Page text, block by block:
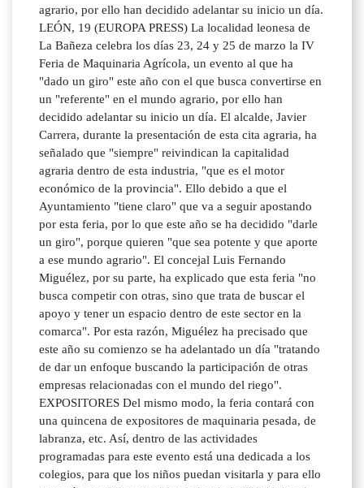
agrario, por ello han decidido adelantar su inicio un día.
LEÓN, 19 (EUROPA PRESS) La localidad leonesa de
La Bañeza celebra los días 23, 24 y 25 de marzo la IV
Feria de Maquinaria Agrícola, un evento al que ha
"dado un giro" este año con el que busca convertirse en
un "referente" en el mundo agrario, por ello han
decidido adelantar su inicio un día. El alcalde, Javier
Carrera, durante la presentación de esta cita agraria, ha
señalado que "siempre" reivindican la capitalidad
agraria dentro de esta industria, "que es el motor
económico de la provincia". Ello debido a que el
Ayuntamiento "tiene claro" que va a seguir apostando
por esta feria, por lo que este año se ha decidido "darle
un giro", porque quieren "que sea potente y que aporte
a ese mundo agrario". El concejal Luis Fernando
Miguélez, por su parte, ha explicado que esta feria "no
busca competir con otras, sino que trata de buscar el
apoyo y tener un espacio dentro de este sector en la
comarca". Por esta razón, Miguélez ha precisado que
este año su comienzo se ha adelantado un día "tratando
de dar un enfoque buscando la participación de otras
empresas relacionadas con el mundo del riego".
EXPOSITORES Del mismo modo, la feria contará con
una quincena de expositores de maquinaria pesada, de
labranza, etc. Así, dentro de las actividades
programadas para este evento está una dedicada a los
colegios, para que los niños puedan visitarla y para ello